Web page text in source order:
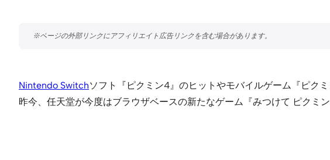
Nintendo Switchソフト『ピクミン4』のヒットやモバイルゲーム『ピク
昨今、任天堂が今度はブラウザベースの新たなゲーム『みつけて ピクミ